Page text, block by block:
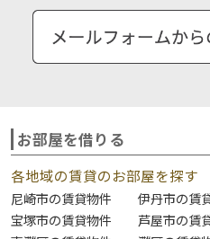
お部屋を借りる
各地域の賃貸のお部屋を探す
尼崎市の賃貸物件 伊丹市の賃
宝塚市の賃貸物件
芦屋市の賃